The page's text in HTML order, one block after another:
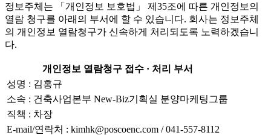
정보주체는 「개인정보 보호법」 제35조에 따른 개인정보의
열람 청구를 아래의 부서에 할 수 있습니다. 회사는 정보주체
의 개인정보 열람청구가 신속하게 처리되도록 노력하겠습니
다.
개인정보 열람청구 접수 · 처리 부서
성명 : 김홍규
소속 : 건축사업본부 New-Biz기획실 분양마케팅그룹
직책 : 차장
E-mail/연락처 : kimhk@poscoenc.com / 041-557-8112